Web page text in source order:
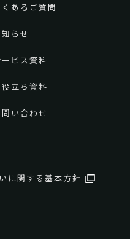
くあるご質問
らせ
ービス資料
役立ち資料
問い合わせ
に関する基本方針